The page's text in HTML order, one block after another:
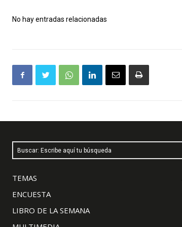
No hay entradas relacionadas
Buscar: Escribe aquí tu búsqueda
TEMAS
ENCUESTA
LIBRO DE LA SEMANA